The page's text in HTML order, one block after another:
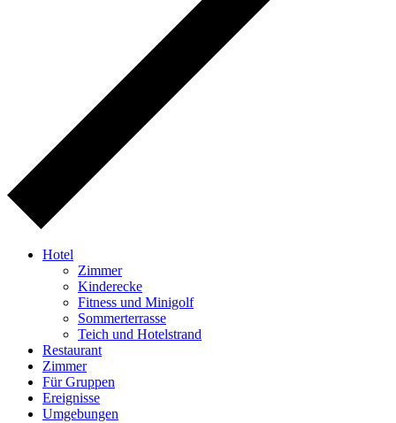
Hotel
Zimmer
Kinderecke
Fitness und Minigolf
Sommerterrasse
Teich und Hotelstrand
Restaurant
Zimmer
Für Gruppen
Ereignisse
Umgebungen